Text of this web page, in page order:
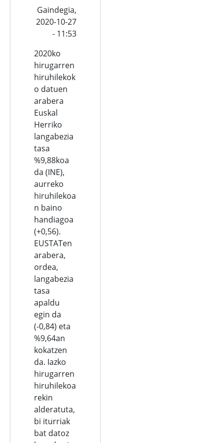
Gaindegia,
2020-10-27
- 11:53
2020ko
hirugarren
hiruhilekok
o datuen
arabera
Euskal
Herriko
langabezia
tasa
%9,88koa
da (INE),
aurreko
hiruhilekoa
n baino
handiagoa
(+0,56).
EUSTATen
arabera,
ordea,
langabezia
tasa
apaldu
egin da
(-0,84) eta
%9,64an
kokatzen
da. Iazko
hirugarren
hiruhilekoa
rekin
alderatuta,
bi iturriak
bat datoz